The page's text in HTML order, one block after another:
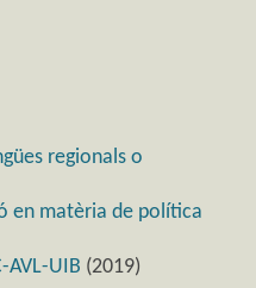
regionals o
en matèria de política
AVL-UIB (2019)